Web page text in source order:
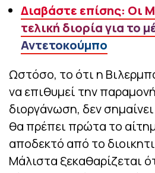
Διαβάστε επίσης: Οι
τελική διορία για το
Αντετοκούμπο
Ωστόσο, το ότι η
να επιθυμεί την
διοργάνωση, δεν
θα πρέπει πρώτα το
αποδεκτό από το
Μάλιστα ξεκαθαρίζεται